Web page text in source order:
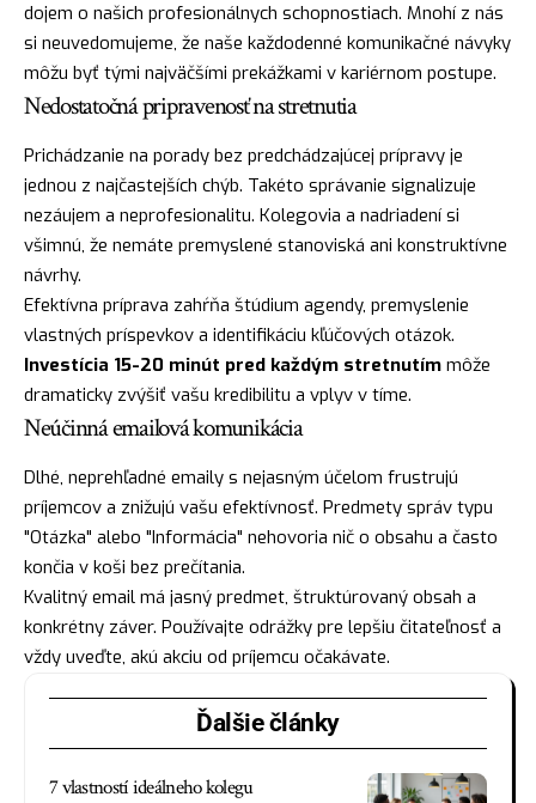
dojem o našich profesionálnych schopnostiach. Mnohí z nás
si neuvedomujeme, že naše každodenné komunikačné návyky
môžu byť tými najväčšími prekážkami v kariérnom postupe.
Nedostatočná pripravenosť na stretnutia
Prichádzanie na porady bez predchádzajúcej prípravy je
jednou z najčastejších chýb. Takéto správanie signalizuje
nezáujem a neprofesionalitu. Kolegovia a nadriadení si
všimnú, že nemáte premyslené stanoviská ani konstruktívne
návrhy.
Efektívna príprava zahŕňa štúdium agendy, premyslenie
vlastných príspevkov a identifikáciu kľúčových otázok.
Investícia 15-20 minút pred každým stretnutím môže
dramaticky zvýšiť vašu kredibilitu a vplyv v tíme.
Neúčinná emailová komunikácia
Dlhé, neprehľadné emaily s nejasným účelom frustrujú
príjemcov a znižujú vašu efektívnosť. Predmety správ typu
"Otázka" alebo "Informácia" nehovoria nič o obsahu a často
končia v koši bez prečítania.
Kvalitný email má jasný predmet, štruktúrovaný obsah a
konkrétny záver. Používajte odrážky pre lepšiu čitateľnosť a
vždy uveďte, akú akciu od príjemcu očakávate.
Ďalšie články
7 vlastností ideálneho kolegu